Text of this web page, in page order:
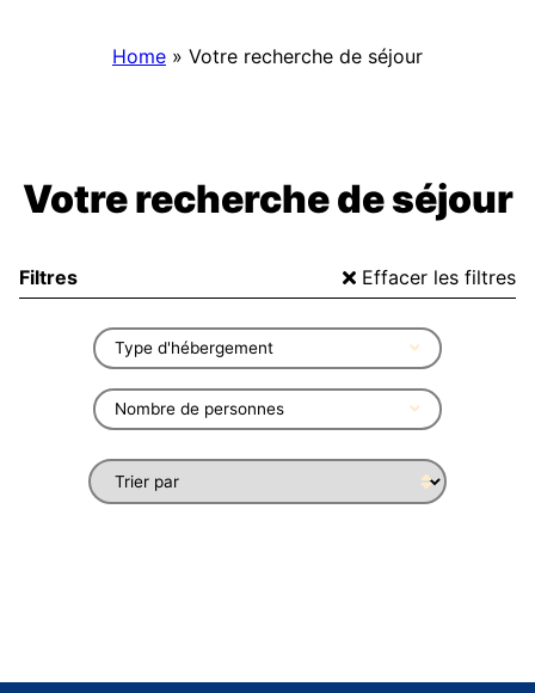
Home » Votre recherche de séjour
Votre recherche de séjour
Filtres Effacer les filtres
Type d'hébergement
Nombre de personnes